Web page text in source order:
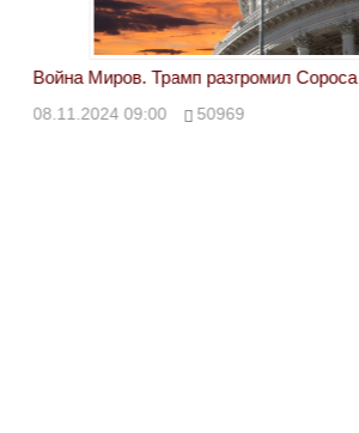
Война Миров. Трамп разгромил Сороса
08.11.2024 09:00 50969